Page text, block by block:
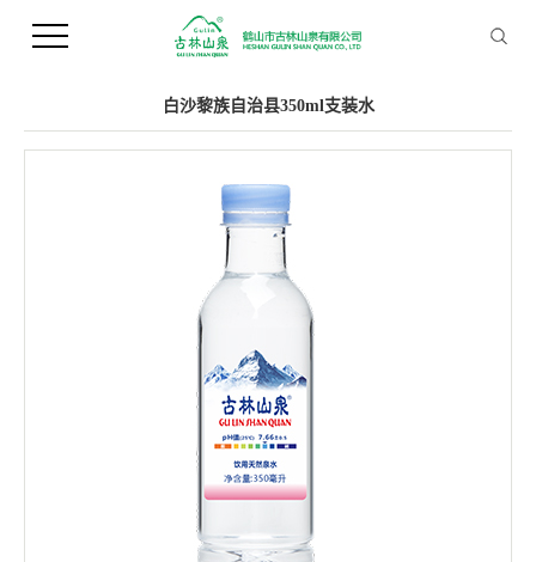
您当前的位置 ： 首 页>>产品中心>>支装水
白沙黎族自治县350ml支装水